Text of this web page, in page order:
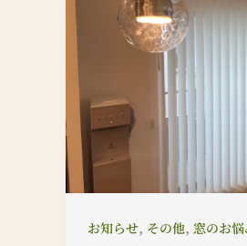
お知らせ, その他, 窓のお